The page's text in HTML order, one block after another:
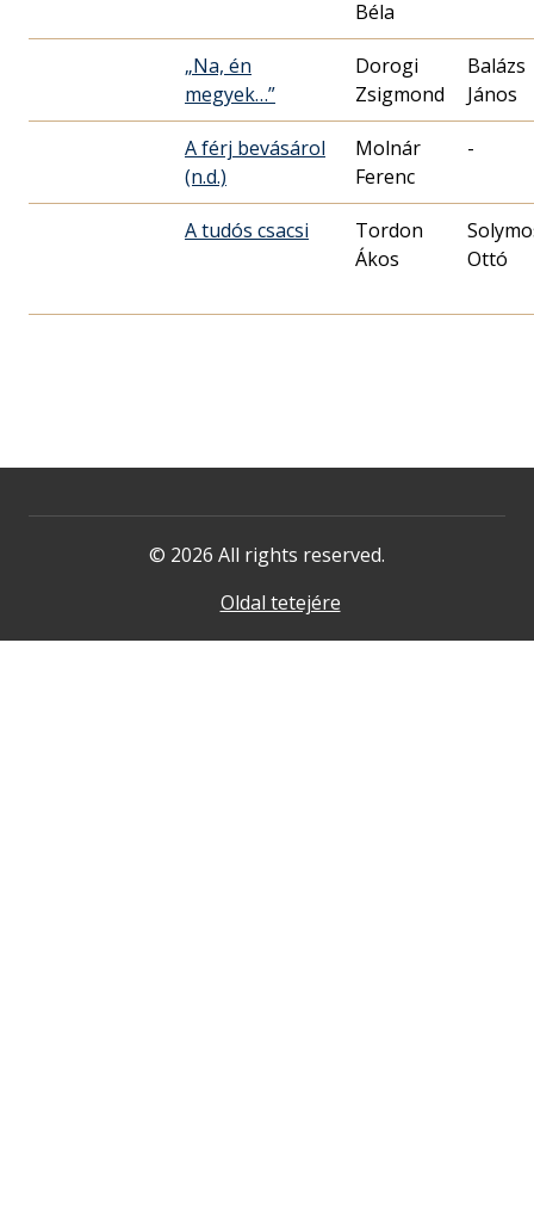
Béla
„Na, én
megyek…”
Dorogi
Zsigmond
Balázs
János
A férj bevásárol
(n.d.)
Molnár
Ferenc
-
A tudós csacsi
Tordon
Ákos
Ottó
© 2026 All rights reserved.
Oldal tetejére